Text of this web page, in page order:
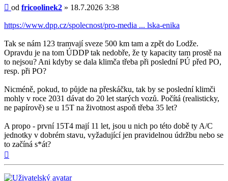
Příspěvek
od fricoolinek2 » 18.7.2026 3:38
https://www.dpp.cz/spolecnost/pro-media ... lska-enika
Tak se nám 123 tramvají sveze 500 km tam a zpět do Lodže.
Opravdu je na tom ÚDDP tak nedobře, že ty kapacity tam prostě na
to nejsou? Ani kdyby se dala klimča třeba při poslední PÚ před PO,
resp. při PO?
Nicméně, pokud, to půjde na přeskáčku, tak by se poslední klimči
mohly v roce 2031 dávat do 20 let starých vozů. Počítá (realisticky,
ne papírově) se u 15T na životnost aspoň třeba 35 let?
A propo - první 15T4 mají 11 let, jsou u nich po této době ty A/C
jednotky v dobrém stavu, vyžadující jen pravidelnou údržbu nebo se
to začíná s*át?